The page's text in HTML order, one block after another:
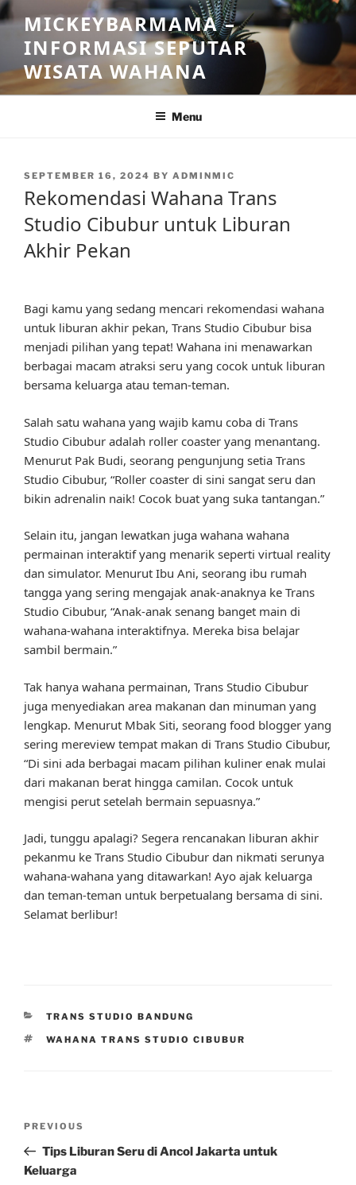
Skip
to
content
MICKEYBARMAMA –
INFORMASI SEPUTAR
WISATA WAHANA
Menu
POSTED
SEPTEMBER 16, 2024 BY ADMINMIC
Rekomendasi Wahana Trans
Studio Cibubur untuk Liburan
Akhir Pekan
Bagi kamu yang sedang mencari rekomendasi wahana
untuk liburan akhir pekan, Trans Studio Cibubur bisa
menjadi pilihan yang tepat! Wahana ini menawarkan
berbagai macam atraksi seru yang cocok untuk liburan
bersama keluarga atau teman-teman.
Salah satu wahana yang wajib kamu coba di Trans
Studio Cibubur adalah roller coaster yang menantang.
Menurut Pak Budi, seorang pengunjung setia Trans
Studio Cibubur, “Roller coaster di sini sangat seru dan
bikin adrenalin naik! Cocok buat yang suka tantangan.”
Selain itu, jangan lewatkan juga wahana wahana
permainan interaktif yang menarik seperti virtual reality
dan simulator. Menurut Ibu Ani, seorang ibu rumah
tangga yang sering mengajak anak-anaknya ke Trans
Studio Cibubur, “Anak-anak senang banget main di
wahana-wahana interaktifnya. Mereka bisa belajar
sambil bermain.”
Tak hanya wahana permainan, Trans Studio Cibubur
juga menyediakan area makanan dan minuman yang
lengkap. Menurut Mbak Siti, seorang food blogger yang
sering mereview tempat makan di Trans Studio Cibubur,
“Di sini ada berbagai macam pilihan kuliner enak mulai
dari makanan berat hingga camilan. Cocok untuk
mengisi perut setelah bermain sepuasnya.”
Jadi, tunggu apalagi? Segera rencanakan liburan akhir
pekanmu ke Trans Studio Cibubur dan nikmati serunya
wahana-wahana yang ditawarkan! Ayo ajak keluarga
dan teman-teman untuk berpetualang bersama di sini.
Selamat berlibur!
CATEGORIES
TRANS STUDIO BANDUNG
TAGS
WAHANA TRANS STUDIO CIBUBUR
Previous
Post
PREVIOUS
Tips Liburan Seru di Ancol Jakarta untuk
Keluarga